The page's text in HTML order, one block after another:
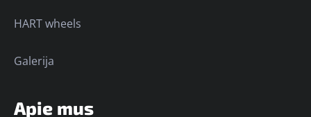
HART wheels
Galerija
Apie mus